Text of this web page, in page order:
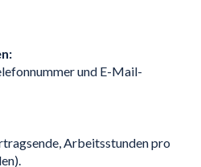
und E-Mail-
Arbeitsstunden pro